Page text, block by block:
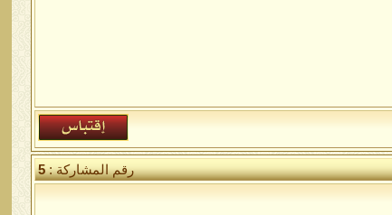
رقم المشاركة :5